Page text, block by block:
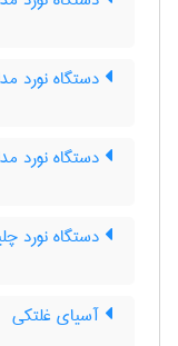
دستگاه نورد
دستگاه نورد
دستگاه نورد
آسیای غلتکی